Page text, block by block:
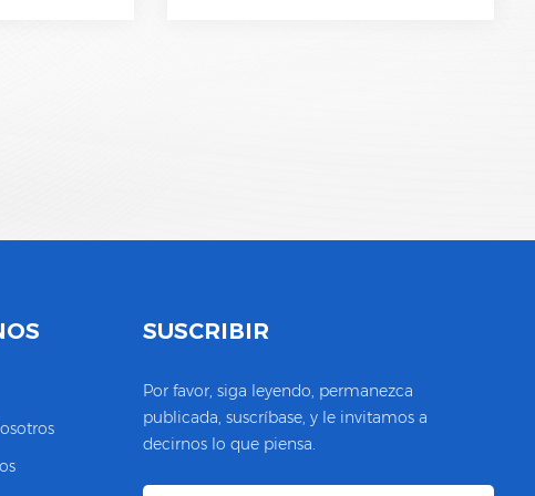
SUSCRIBIR
Por favor, siga leyendo, permanezca
publicada, suscríbase, y le invitamos a
decirnos lo que piensa.